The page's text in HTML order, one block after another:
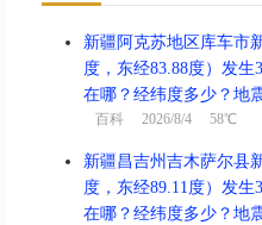
新疆阿克苏地区库车市
度，东经83.88度）发生
在哪？经纬度多少？地
百科 2026/8/4 58℃
新疆昌吉州吉木萨尔县
度，东经89.11度）发生
在哪？经纬度多少？地